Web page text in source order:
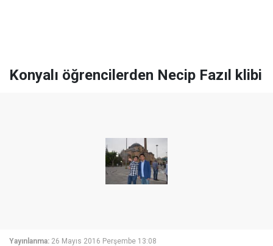
Konyalı öğrencilerden Necip Fazıl klibi
Yayınlanma: 26 Mayıs 2016 Perşembe 13:08